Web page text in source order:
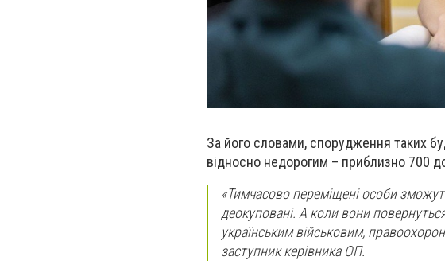
За його словами, спорудження таких
відносно недорогим – приблизно 700
«Тимчасово переміщені особи
деокуповані. А коли вони
українським військовим,
заступник керівника ОП.